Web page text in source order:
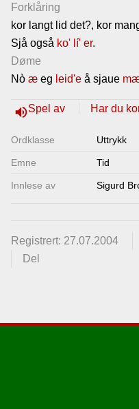
Forklåring
kor langt lid det?, kor
Sjå også ko' lí' er.
Døme
Nò æ eg leid'e å sjaue
volume_upSpel av Har du
Ordklasse Uttrykk
Emne Tid
Innlese av Sigurd
Registrert: 27.07.2004
Del
Lenkjer
Kontakt
oss